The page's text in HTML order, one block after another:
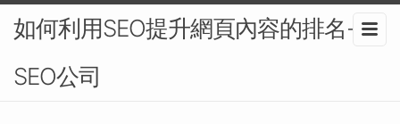
如何利用SEO提升網頁內容的排名-
SEO公司